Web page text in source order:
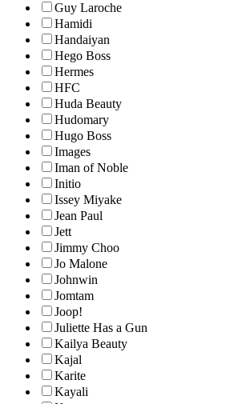
Guy Laroche
Hamidi
Handaiyan
Hego Boss
Hermes
HFC
Huda Beauty
Hudomary
Hugo Boss
Images
Iman of Noble
Initio
Issey Miyake
Jean Paul
Jett
Jimmy Choo
Jo Malone
Johnwin
Jomtam
Joop!
Juliette Has a Gun
Kailya Beauty
Kajal
Karite
Kayali